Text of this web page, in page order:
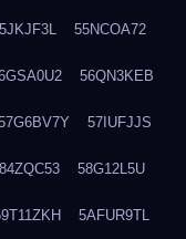
55NCOA72
56QN3KEB
57IUFJJS
58G12L5U
5AFUR9TL